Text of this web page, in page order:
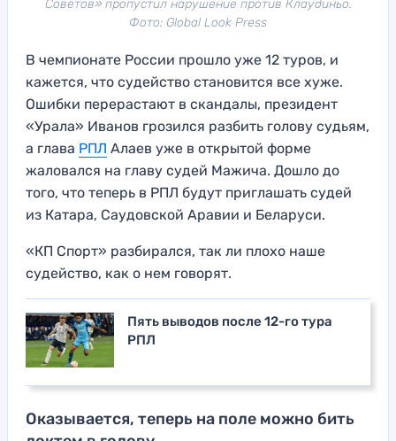
Советов» пропустил нарушение против Клаудиньо.
Фото: Global Look Press
В чемпионате России прошло уже 12 туров, и
кажется, что судейство становится все хуже.
Ошибки перерастают в скандалы, президент
«Урала» Иванов грозился разбить голову судьям,
а глава РПЛ Алаев уже в открытой форме
жаловался на главу судей Мажича. Дошло до
того, что теперь в РПЛ будут приглашать судей
из Катара, Саудовской Аравии и Беларуси.
«КП Спорт» разбирался, так ли плохо наше
судейство, как о нем говорят.
Пять выводов после 12-го тура
РПЛ
Оказывается, теперь на поле можно бить